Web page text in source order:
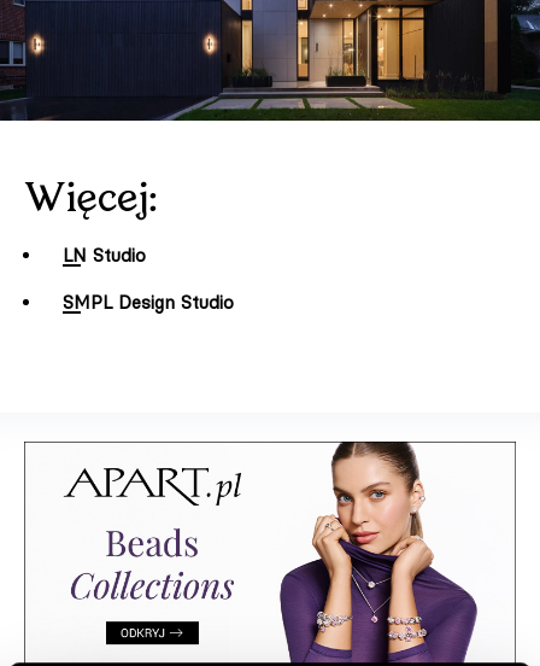
Więcej:
LN Studio
SMPL Design Studio